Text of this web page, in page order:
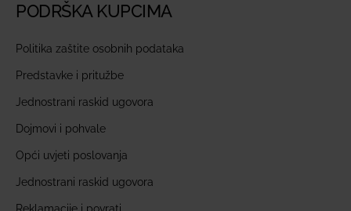
PODRŠKA KUPCIMA
Politika zaštite osobnih podataka
Predstavke i pritužbe
Jednostrani raskid ugovora
Dojmovi i pohvale
Opći uvjeti poslovanja
Jednostrani raskid ugovora